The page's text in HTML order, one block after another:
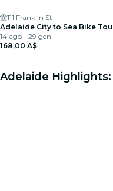
111 Franklin St
Adelaide City to Sea Bike
14 ago - 29 gen
168,00 A$
Adelaide